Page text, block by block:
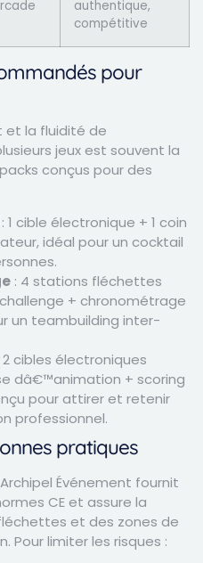
authentique,
compétitive
pour
et la fluidité de
jeux est souvent la
conçus pour des
: 1 cible électronique + 1 coin
idéal pour un cocktail
: 4 stations fléchettes
+ chronométrage
un teambuilding inter-
2 cibles électroniques
dâ€™animation + scoring
pour attirer et retenir
professionnel.
pratiques
Événement fournit
CE et assure la
et des zones de
Pour limiter les risques :